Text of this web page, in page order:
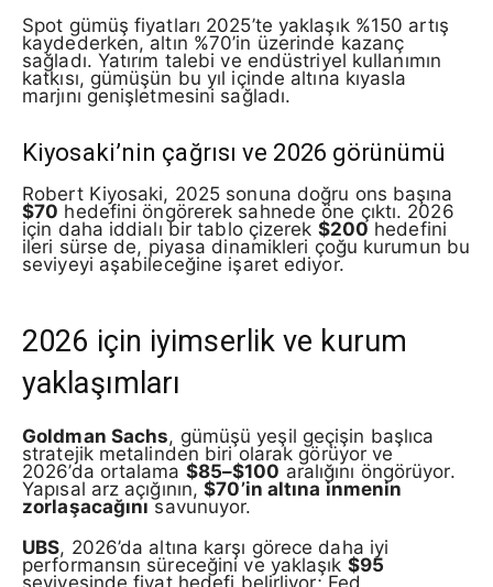
Spot gümüş fiyatları 2025’te yaklaşık %150 artış
kaydederken, altın %70’in üzerinde kazanç
sağladı. Yatırım talebi ve endüstriyel kullanımın
katkısı, gümüşün bu yıl içinde altına kıyasla
marjını genişletmesini sağladı.
Kiyosaki’nin çağrısı ve 2026 görünümü
Robert Kiyosaki, 2025 sonuna doğru ons başına
$70 hedefini öngörerek sahnede öne çıktı. 2026
için daha iddialı bir tablo çizerek $200 hedefini
ileri sürse de, piyasa dinamikleri çoğu kurumun bu
seviyeyi aşabileceğine işaret ediyor.
2026 için iyimserlik ve kurum
yaklaşımları
Goldman Sachs, gümüşü yeşil geçişin başlıca
stratejik metalinden biri olarak görüyor ve
2026’da ortalama $85–$100 aralığını öngörüyor.
Yapısal arz açığının,$70’in altına inmenin
zorlaşacağınısavunuyor.
UBS, 2026’da altına karşı görece daha iyi
performansın süreceğini ve yaklaşık $95
seviyesinde fiyat hedefi belirliyor; Fed